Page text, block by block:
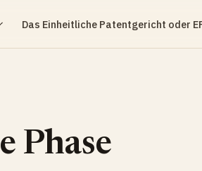
Das Einheitliche Patentgericht oder
Phase